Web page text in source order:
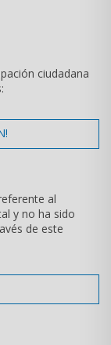
ciudadana
al
y no ha sido
de este